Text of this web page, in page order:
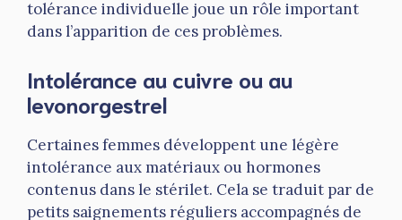
tolérance individuelle joue un rôle important
dans l’apparition de ces problèmes.
Intolérance au cuivre ou au
levonorgestrel
Certaines femmes développent une légère
intolérance aux matériaux ou hormones
contenus dans le stérilet. Cela se traduit par de
petits saignements réguliers accompagnés de